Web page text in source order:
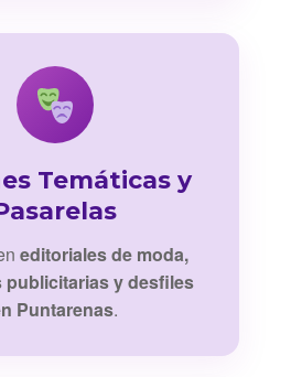
Temáticas y
editoriales de moda,
publicitarias y desfiles
Puntarenas.